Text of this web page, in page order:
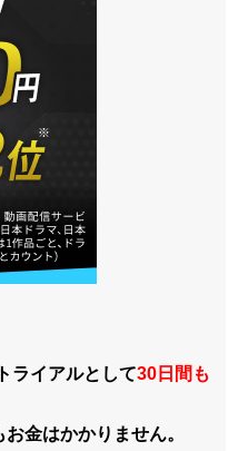
ライアルとして30日間も
金はかかりません。